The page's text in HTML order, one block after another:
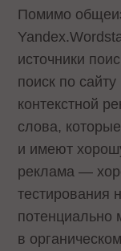
Помимо
источники
поиск по
контекстной
слова,
и имеют
реклама —
тестирования
потенциально
в